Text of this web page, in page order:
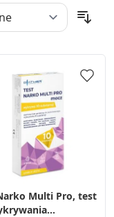
Multi Pro, test